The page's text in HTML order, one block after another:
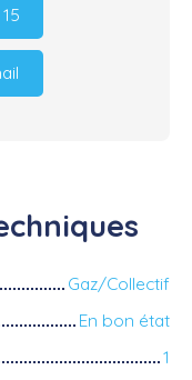
Gaz/Collectif
En bon état
1